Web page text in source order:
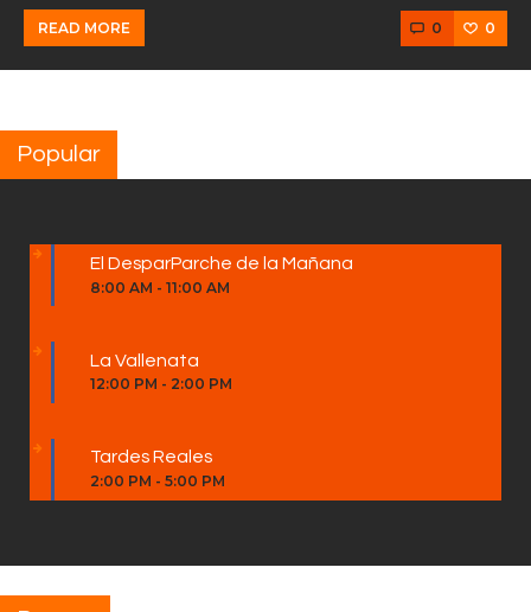
READ MORE 0 0
Popular
El DesparParche de la Mañana
8:00 AM - 11:00 AM
La Vallenata
12:00 PM - 2:00 PM
Tardes Reales
2:00 PM - 5:00 PM